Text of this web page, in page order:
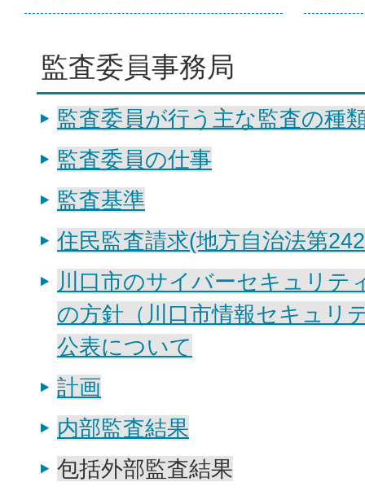
監査委員事務局
監査委員が行う主な監査の種
監査委員の仕事
監査基準
住民監査請求(地方自治法第
川口市のサイバーセキュリテ
の方針（川口市情報セキュリ
公表について
計画
内部監査結果
包括外部監査結果